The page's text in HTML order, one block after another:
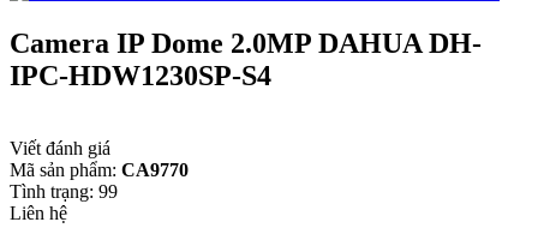
Camera IP Dome 2.0MP DAHUA DH-
IPC-HDW1230SP-S4
Viết đánh giá
Mã sản phẩm: CA9770
Tình trạng: 99
Liên hệ